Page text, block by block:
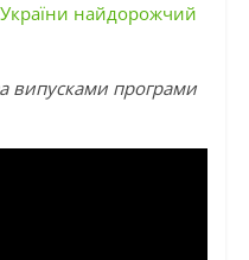
України найдорожчий
випусками програми